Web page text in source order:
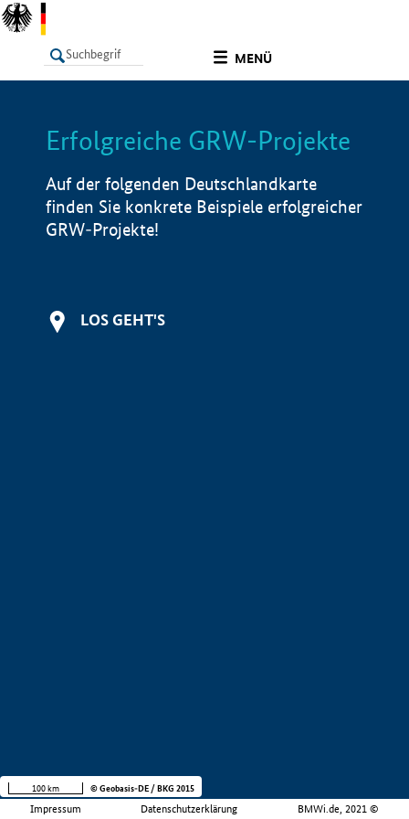
MENÜ
LISTE Info
Erfolgreiche GRW-Projekte
Auf der folgenden Deutschlandkarte
finden Sie konkrete Beispiele erfolgreicher
GRW-Projekte!
LOS GEHT'S
Impressum Datenschutzerklärung BMWi.de, 2021 ©
100 km © Geobasis-DE / BKG 2015